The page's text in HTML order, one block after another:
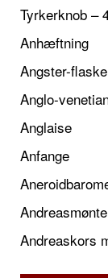
Tyrkerknob –
Anhæftning
Angster-flaske
Anglo-
Anglaise
Anfange
Andreaskors